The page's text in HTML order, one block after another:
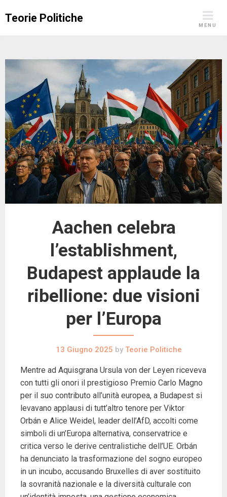
toTeorie Politiche
MENU
Aachen celebra
l’establishment,
Budapest applaude la
ribellione: due visioni
per l’Europa
13 Giugno 2025 byTeorie Politiche
Mentre ad Aquisgrana Ursula von der Leyen riceveva
con tutti gli onori il prestigioso Premio Carlo Magno
per il suo contributo all’unità europea, a Budapest si
levavano applausi di tutt’altro tenore per Viktor
Orbán e Alice Weidel, leader dell’AfD, accolti come
simboli di un’Europa alternativa, conservatrice e
critica verso le derive centralistiche dell’UE. Orbán
ha denunciato la trasformazione del sogno europeo
in un incubo, accusando Bruxelles di aver sostituito
la sovranità nazionale e la diversità culturale con